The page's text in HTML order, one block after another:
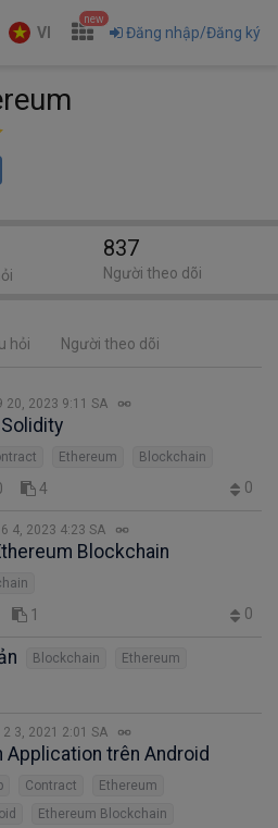
VI
new
Đăng nhập/Đăng ký
hỏi Người theo dõi
20, 2023 9:11 SA
Ethereum Blockchain
4 0
4, 2023 4:23 SA
Blockchain
1 0
Blockchain Ethereum
3, 2021 2:01 SA
Application trên Android
Contract
Ethereum
Ethereum Blockchain
837
Người theo dõi